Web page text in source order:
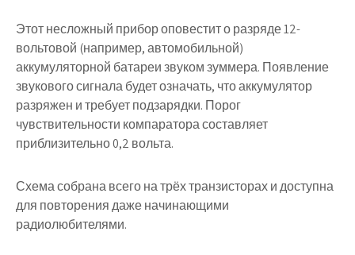
Этот несложный прибор оповестит о разряде 12-
вольтовой (например, автомобильной)
аккумуляторной батареи звуком зуммера. Появление
звукового сигнала будет означать, что аккумулятор
разряжен и требует подзарядки. Порог
чувствительности компаратора составляет
приблизительно 0,2 вольта.
Схема собрана всего на трёх транзисторах и доступна
для повторения даже начинающими
радиолюбителями.